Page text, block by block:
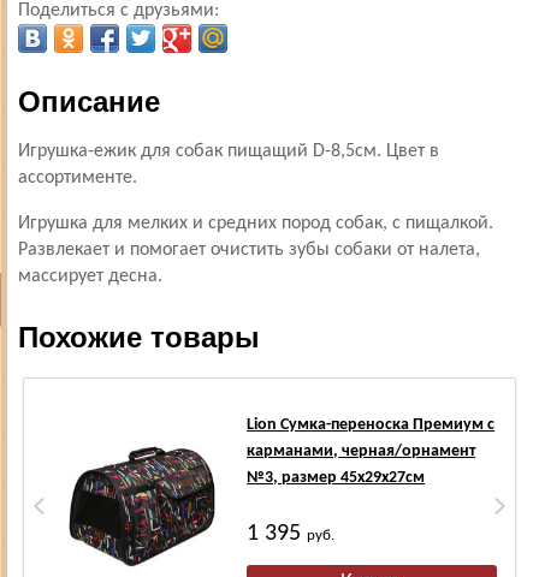
Поделиться с друзьями:
Описание
Игрушка-ежик для собак пищащий D-8,5см. Цвет в
ассортименте.
Игрушка для мелких и средних пород собак, с пищалкой.
Развлекает и помогает очистить зубы собаки от налета,
массирует десна.
Похожие товары
Lion Сумка-переноска Премиум с
карманами, черная/орнамент
№3, размер 45х29х27см
1 395руб.